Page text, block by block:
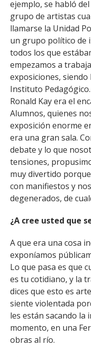
ejemplo, se habló
grupo de artistas
llamarse la Unidad
un grupo político de
todos los que
empezamos a
exposiciones,
Instituto
Ronald Kay era el
Alumnos, quienes
exposición enorme
era una gran sala.
debate y lo que
tensiones,
muy divertido
con manifiestos y
degenerados, de
¿A cree usted que
A que era una cosa
exponíamos
Lo que pasa es que
es tu cotidiano, y la
dices que esto es
siente violentada
les están sacando la
momento, en una
obras al río.